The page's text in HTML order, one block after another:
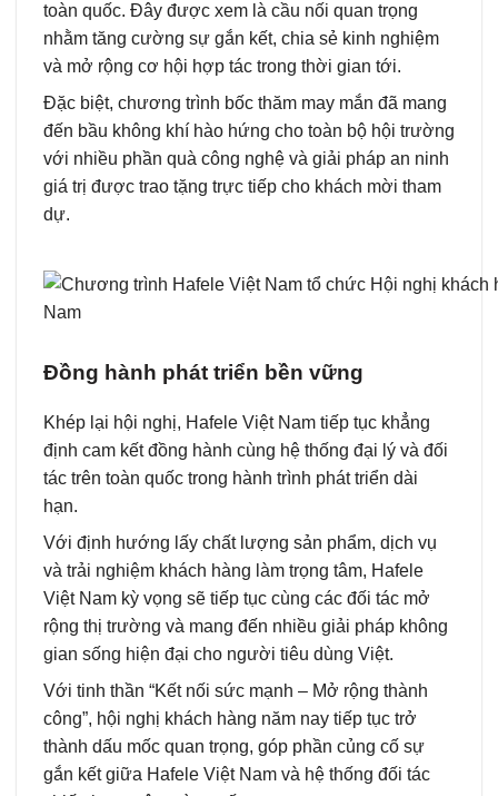
toàn quốc. Đây được xem là cầu nối quan trọng
nhằm tăng cường sự gắn kết, chia sẻ kinh nghiệm
và mở rộng cơ hội hợp tác trong thời gian tới.
Đặc biệt, chương trình bốc thăm may mắn đã mang
đến bầu không khí hào hứng cho toàn bộ hội trường
với nhiều phần quà công nghệ và giải pháp an ninh
giá trị được trao tặng trực tiếp cho khách mời tham
dự.
Đồng hành phát triển bền vững
Khép lại hội nghị, Hafele Việt Nam tiếp tục khẳng
định cam kết đồng hành cùng hệ thống đại lý và đối
tác trên toàn quốc trong hành trình phát triển dài
hạn.
Với định hướng lấy chất lượng sản phẩm, dịch vụ
và trải nghiệm khách hàng làm trọng tâm, Hafele
Việt Nam kỳ vọng sẽ tiếp tục cùng các đối tác mở
rộng thị trường và mang đến nhiều giải pháp không
gian sống hiện đại cho người tiêu dùng Việt.
Với tinh thần “Kết nối sức mạnh – Mở rộng thành
công”, hội nghị khách hàng năm nay tiếp tục trở
thành dấu mốc quan trọng, góp phần củng cố sự
gắn kết giữa Hafele Việt Nam và hệ thống đối tác